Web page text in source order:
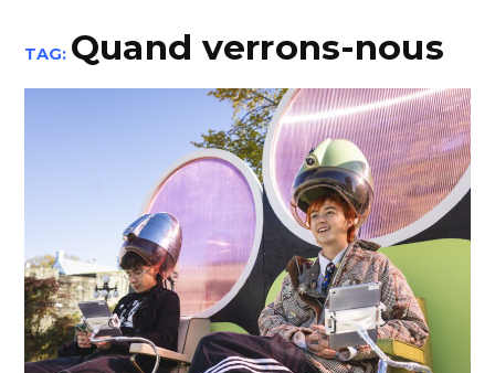
TAG: Quand verrons-nous